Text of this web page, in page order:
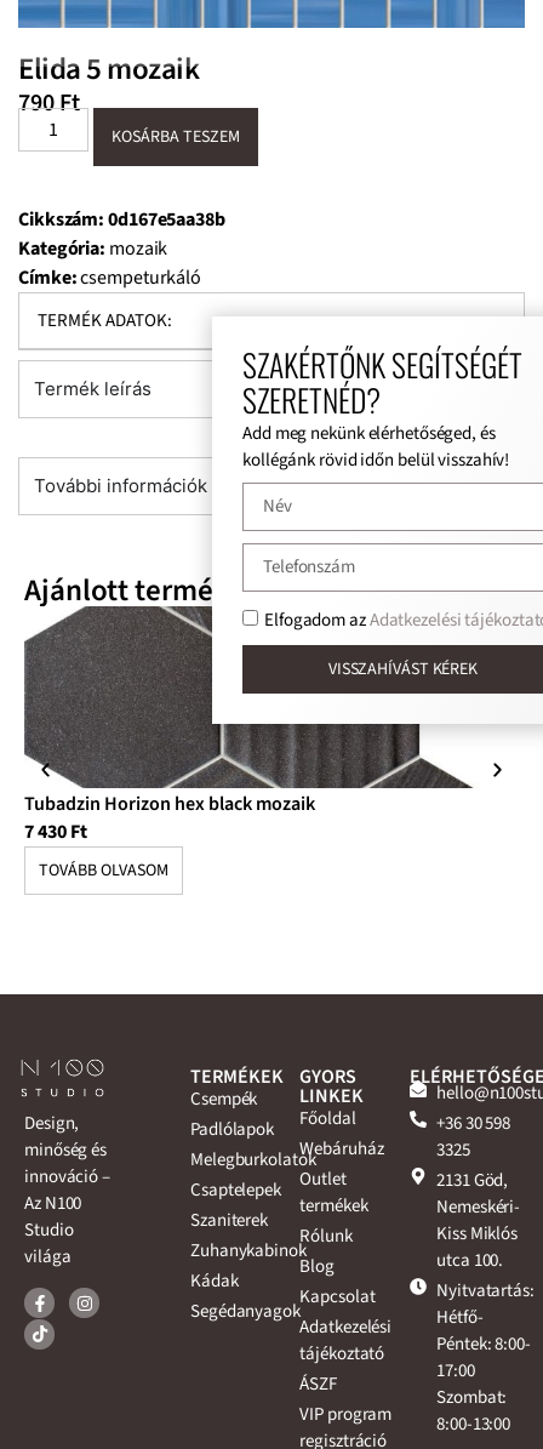
Elida 5 mozaik
790Ft
KOSÁRBA TESZEM
Cikkszám:0d167e5aa38b
Kategória: mozaik
Címke:csempeturkáló
TERMÉK ADATOK:
Termék leírás
További információk
Ajánlott termékek
Tubadzin Horizon hex black mozaik
7 430Ft
TOVÁBB OLVASOM
Design,
minőség és
innováció –
Az N100
Studio
világa
TERMÉKEK
Csempék
Padlólapok
Melegburkolatok
Csaptelepek
Szaniterek
Zuhanykabinok
Kádak
Segédanyagok
GYORS
LINKEK
Főoldal
Webáruház
Outlet
termékek
Rólunk
Blog
Kapcsolat
Adatkezelési
tájékoztató
ÁSZF
VIP program
regisztráció
+36 30 598
3325
2131 Göd,
Nemeskéri-
Kiss Miklós
utca 100.
Nyitvatartás:
Hétfő-
Péntek: 8:00-
17:00
Szombat:
8:00-13:00
SZAKÉRTŐNK SEGÍTSÉGÉT
SZERETNÉD?
Add meg nekünk elérhetőséged, és
kollégánk rövid időn belül visszahív!
Elfogadom azAdatkezelési
VISSZAHÍVÁST KÉREK